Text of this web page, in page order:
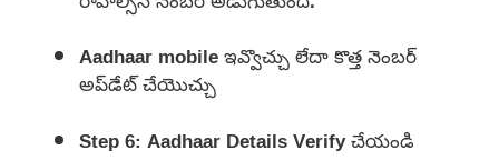
Aadhaar mobile ఇవ్వొచ్చు లేదా కొత్త నెంబర్
అప్‌డేట్ చేయొచ్చు
Step 6: Aadhaar Details Verify చేయండి